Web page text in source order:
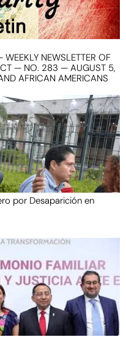
NEWSLETTER OF
— NO. 283 — AUGUST 5,
AFRICAN AMERICANS
por Desaparición en